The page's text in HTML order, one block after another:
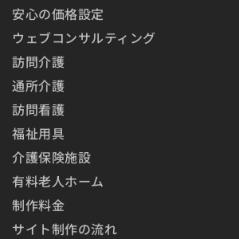
安心の価格設定
ウェブコンサルティング
訪問介護
通所介護
訪問看護
福祉用具
介護保険施設
有料老人ホーム
制作料金
サイト制作の流れ